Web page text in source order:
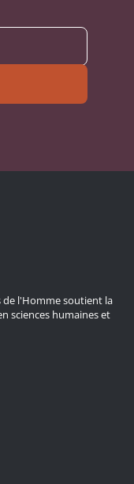
de l'Homme soutient la
sciences humaines et